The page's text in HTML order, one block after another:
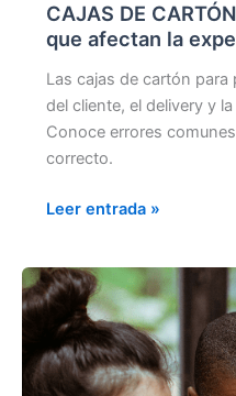
CAJAS DE
que afectan la
Las cajas de cartón para
del cliente, el delivery y
Conoce errores
correcto.
Leer entrada »
SOSTENIBILIDAD
COMO
PARTE
DEL
STORYTELLING